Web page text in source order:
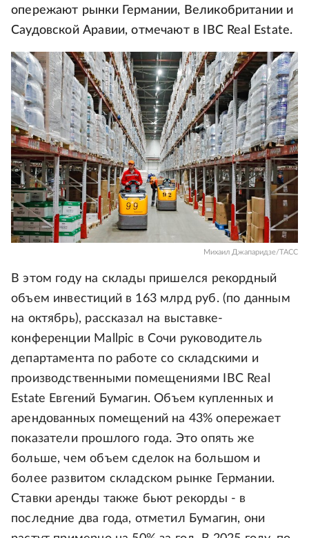
опережают рынки Германии, Великобритании и
Саудовской Аравии, отмечают в IBC Real Estate.
Михаил Джапаридзе/ТАСС
В этом году на склады пришелся рекордный
объем инвестиций в 163 млрд руб. (по данным
на октябрь), рассказал на выставке-
конференции Mallpic в Сочи руководитель
департамента по работе со складскими и
производственными помещениями IBC Real
Estate Евгений Бумагин. Объем купленных и
арендованных помещений на 43% опережает
показатели прошлого года. Это опять же
больше, чем объем сделок на большом и
более развитом складском рынке Германии.
Ставки аренды также бьют рекорды - в
последние два года, отметил Бумагин, они